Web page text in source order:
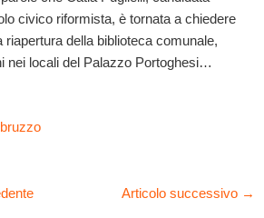
civico riformista, è tornata a chiedere
riapertura della biblioteca comunale,
nei locali del Palazzo Portoghesi…
Articolo successivo →